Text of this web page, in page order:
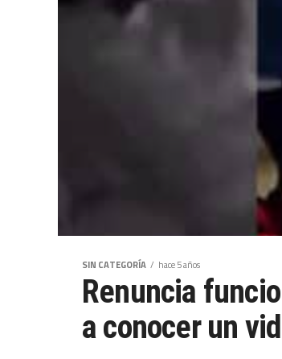
SIN CATEGORÍA hace 5 años
Renuncia
a conocer un